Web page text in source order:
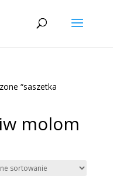
“saszetka
molom